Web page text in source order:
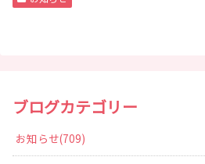
ブログカテゴリー
お知らせ 709